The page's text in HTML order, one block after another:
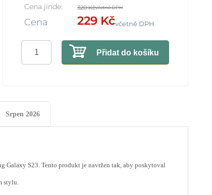
Cena jinde: 320 Kčvčetně DPH
Cena 229 Kčvčetně DPH
Přidat do košíku
Srpen 2026
Galaxy S23. Tento produkt je navržen tak, aby poskytoval
stylu.